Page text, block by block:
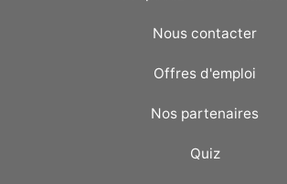
Nous contacter
Offres d'emploi
Nos partenaires
Quiz